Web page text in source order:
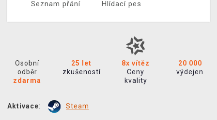
Seznam přání Hlídací pes
Osobní
odběr
zdarma
25 let
zkušeností
8x vítěz
Ceny
kvality
20 000
výdejen
Aktivace: Steam